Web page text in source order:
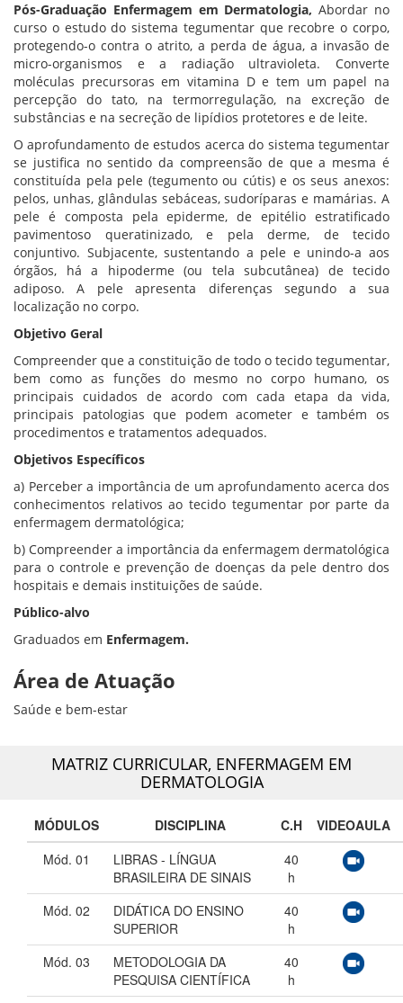
Pós-Graduação Enfermagem em Dermatologia, Abordar no
curso o estudo do sistema tegumentar que recobre o corpo,
protegendo-o contra o atrito, a perda de água, a invasão de
micro-organismos e a radiação ultravioleta. Converte
moléculas precursoras em vitamina D e tem um papel na
percepção do tato, na termorregulação, na excreção de
substâncias e na secreção de lipídios protetores e de leite.
O aprofundamento de estudos acerca do sistema tegumentar
se justifica no sentido da compreensão de que a mesma é
constituída pela pele (tegumento ou cútis) e os seus anexos:
pelos, unhas, glândulas sebáceas, sudoríparas e mamárias. A
pele é composta pela epiderme, de epitélio estratificado
pavimentoso queratinizado, e pela derme, de tecido
conjuntivo. Subjacente, sustentando a pele e unindo-a aos
órgãos, há a hipoderme (ou tela subcutânea) de tecido
adiposo. A pele apresenta diferenças segundo a sua
localização no corpo.
Objetivo Geral
Compreender que a constituição de todo o tecido tegumentar,
bem como as funções do mesmo no corpo humano, os
principais cuidados de acordo com cada etapa da vida,
principais patologias que podem acometer e também os
procedimentos e tratamentos adequados.
Objetivos Específicos
a) Perceber a importância de um aprofundamento acerca dos
conhecimentos relativos ao tecido tegumentar por parte da
enfermagem dermatológica;
b) Compreender a importância da enfermagem dermatológica
para o controle e prevenção de doenças da pele dentro dos
hospitais e demais instituições de saúde.
Público-alvo
Graduados em Enfermagem.
Área de Atuação
Saúde e bem-estar
MATRIZ CURRICULAR, ENFERMAGEM EM
DERMATOLOGIA
MÓDULOS DISCIPLINA C.H
VIDEOAULA
Mód. 01
LIBRAS - LÍNGUA
BRASILEIRA DE SINAIS
40
h
Mód. 02
DIDÁTICA DO ENSINO
SUPERIOR
40
h
Mód. 03
METODOLOGIA DA
PESQUISA CIENTÍFICA
40
h